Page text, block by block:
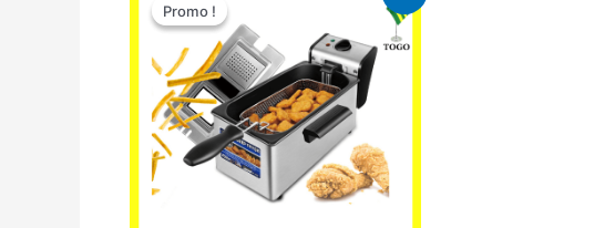
Promo !
Promo !
initial
était :
39.000 CFA.
est :
37.000 CFA.